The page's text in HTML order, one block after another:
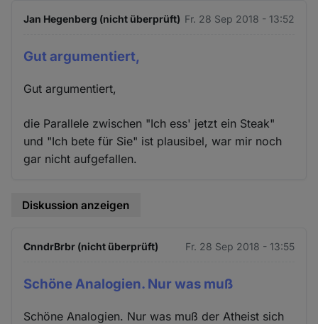
Jan Hegenberg (nicht überprüft) Fr. 28 Sep 2018 - 13:52
Gut argumentiert,
Gut argumentiert,
die Parallele zwischen "Ich ess' jetzt ein Steak"
und "Ich bete für Sie" ist plausibel, war mir noch
gar nicht aufgefallen.
Diskussion anzeigen
CnndrBrbr (nicht überprüft) Fr. 28 Sep 2018 - 13:55
Schöne Analogien. Nur was muß
Schöne Analogien. Nur was muß der Atheist sich